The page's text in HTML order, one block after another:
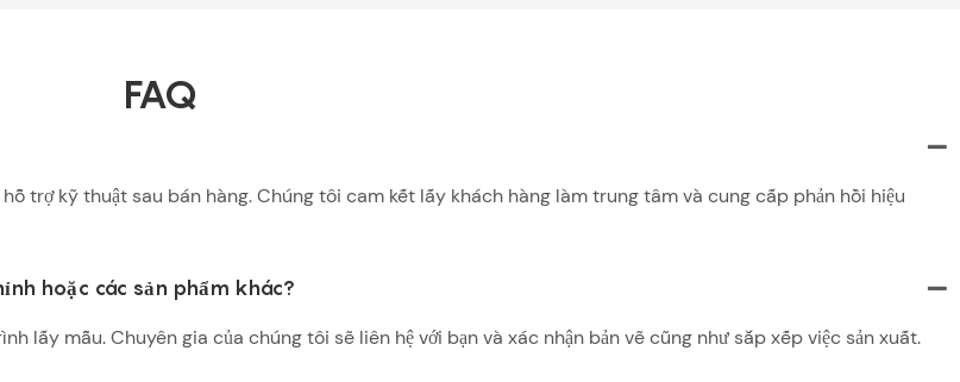
FAQ
trợ kỹ thuật sau bán hàng. Chúng tôi cam kết lấy khách hàng làm trung tâm và cung cấp phản hồi hiệu
hoặc các sản phẩm khác?
lấy mẫu. Chuyên gia của chúng tôi sẽ liên hệ với bạn và xác nhận bản vẽ cũng như sắp xếp việc sản xuất.